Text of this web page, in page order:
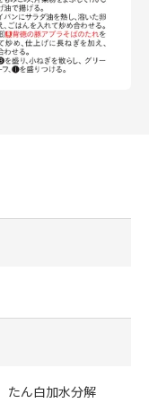
たん白加水分解